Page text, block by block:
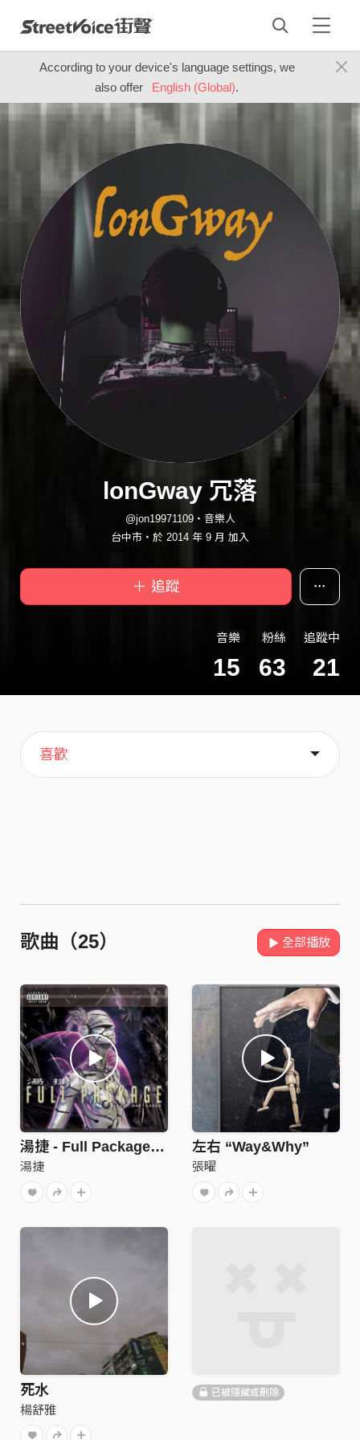
According to your device's language settings, we
also offer
English (Global).
lonGway 冗落
@jon19971109・音樂人
台中市・於 2014 年 9 月 加入
＋ 追蹤
音樂
15
粉絲
63
追蹤中
21
主頁
音樂
喜歡
關於
歌曲（25） 全部播放
湯捷 - Full Package(feat. 芮鯊 RapShark )
湯捷
左右 “Way&Why”
張曜
死水
楊舒雅
已被隱藏或刪除